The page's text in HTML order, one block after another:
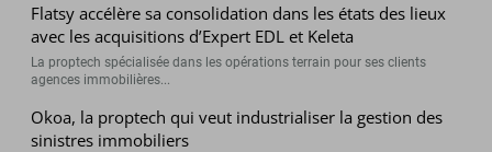
Flatsy accélère sa consolidation dans les états des lieux
avec les acquisitions d’Expert EDL et Keleta
La proptech spécialisée dans les opérations terrain pour ses clients
agences immobilières...
Okoa, la proptech qui veut industrialiser la gestion des
sinistres immobiliers